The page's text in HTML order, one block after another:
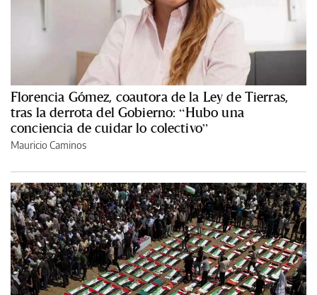
Florencia Gómez, coautora de la Ley de Tierras,
tras la derrota del Gobierno: “Hubo una
conciencia de cuidar lo colectivo”
Mauricio Caminos